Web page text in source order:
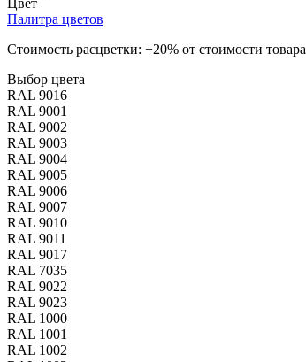
Палитра цветов
Стоимость расцветки: +20% от стоимости товара
Выбор цвета
RAL 9016
RAL 9001
RAL 9002
RAL 9003
RAL 9004
RAL 9005
RAL 9006
RAL 9007
RAL 9010
RAL 9011
RAL 9017
RAL 7035
RAL 9022
RAL 9023
RAL 1000
RAL 1001
RAL 1002